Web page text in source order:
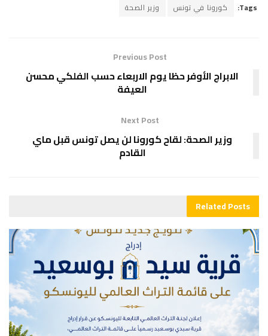
Tags: كورونا في تونس وزير الصحة
Previous Post
الابراج الأوفر حظا يوم الاربعاء حسب الفلكي محسن
العيفة
Next Post
وزير الصحة: لقاح كورونا لن يصل تونس قبل ماي
القادم
RelatedPosts